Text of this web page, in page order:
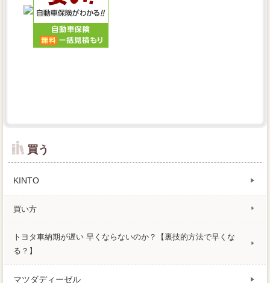
買う
KINTO
買い方
トヨタ車納期が遅い 早くならないのか？【裏技的方法で早くな
る？】
マツダディーゼル